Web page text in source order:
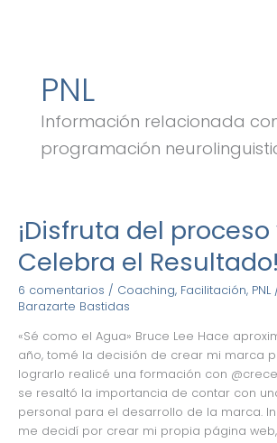
PNL
Información relacionada
programación
¡Disfruta del proceso
Celebra el Resultado!
6 comentarios / Coaching, Facilitación, PNL
Barazarte Bastidas
«Sé como el Agua» Bruce Lee Hace
año, tomé la decisión de crear mi marca
lograrlo realicé una formación con
se resaltó la importancia de contar con
personal para el desarrollo de la marca.
me decidí por crear mi propia página web,
¡Disfruta
del
proceso
Celebra
Resultado!